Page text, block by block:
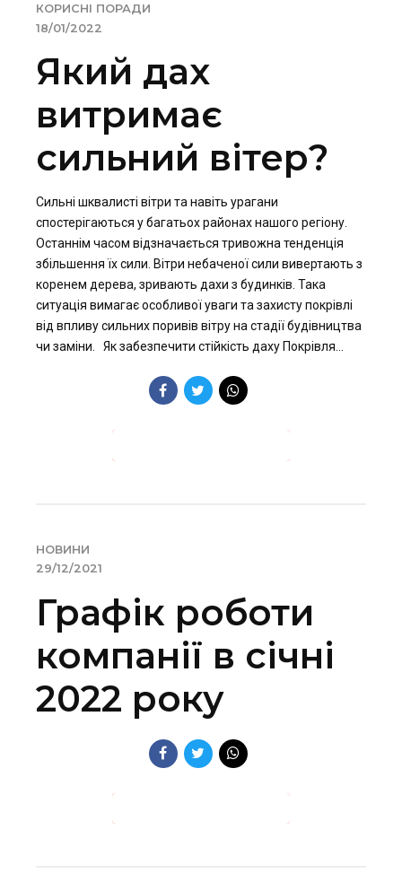
КОРИСНІ ПОРАДИ
18/01/2022
Який дах
витримає
сильний вітер?
Сильні шквалисті вітри та навіть урагани
спостерігаються у багатьох районах нашого регіону.
Останнім часом відзначається тривожна тенденція
збільшення їх сили. Вітри небаченої сили вивертають з
коренем дерева, зривають дахи з будинків. Така
ситуація вимагає особливої уваги та захисту покрівлі
від впливу сильних поривів вітру на стадії будівництва
чи заміни. Як забезпечити стійкість даху Покрівля...
НОВИНИ
29/12/2021
Графік роботи
компанії в січні
2022 року